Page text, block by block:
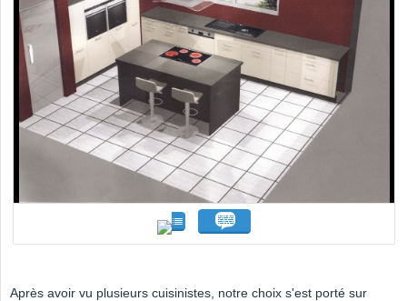
Après avoir vu plusieurs cuisinistes, notre choix s'est porté sur